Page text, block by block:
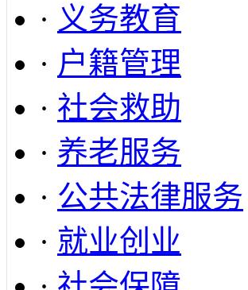
· 义务教育
· 户籍管理
· 社会救助
· 养老服务
· 公共法律服务
· 就业创业